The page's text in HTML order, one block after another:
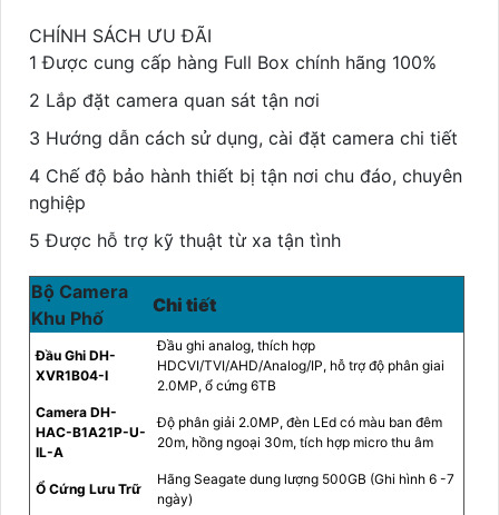
CHÍNH SÁCH ƯU ĐÃI
1 Được cung cấp hàng Full Box chính hãng 100%
2 Lắp đặt camera quan sát tận nơi
3 Hướng dẫn cách sử dụng, cài đặt camera chi tiết
4 Chế độ bảo hành thiết bị tận nơi chu đáo, chuyên
nghiệp
5 Được hỗ trợ kỹ thuật từ xa tận tình
Bộ Camera
Khu Phố
Chi tiết
Đầu Ghi DH-
XVR1B04-I
Đầu ghi analog, thích hợp
HDCVI/TVI/AHD/Analog/IP, hỗ trợ độ phân giai
2.0MP, ổ cứng 6TB
Camera DH-
HAC-B1A21P-U-
IL-A
Độ phân giải 2.0MP, đèn LEd có màu ban đêm
20m, hồng ngoại 30m, tích hợp micro thu âm
Ổ Cứng Lưu Trữ
Hãng Seagate dung lượng 500GB (Ghi hình 6 -7
ngày)